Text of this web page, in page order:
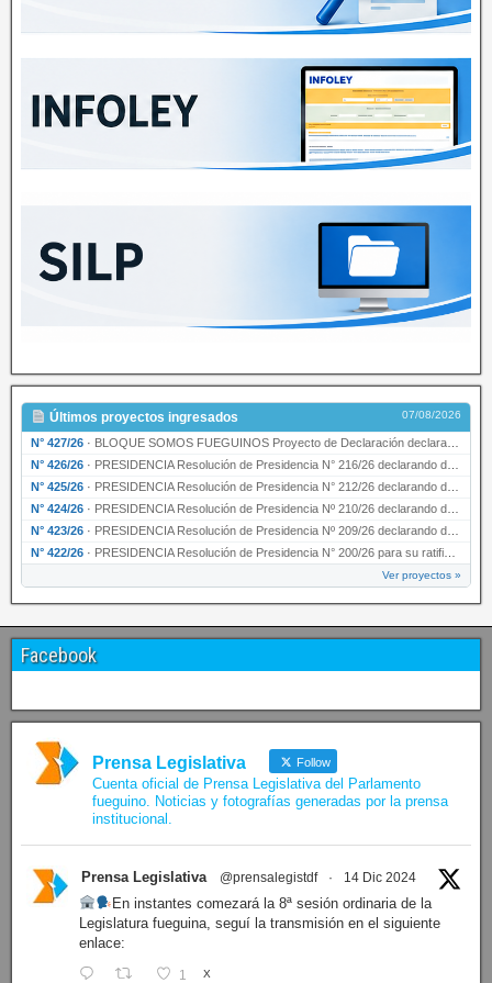
Últimos proyectos ingresados 07/08/2026
N° 427/26 · BLOQUE SOMOS FUEGUINOS Proyecto de Declaración declarando de interés provincial PRESIDENCI…
N° 426/26 · PRESIDENCIA Resolución de Presidencia N° 216/26 declarando de interés provincial la labor …
N° 425/26 · PRESIDENCIA Resolución de Presidencia N° 212/26 declarando de interés provincial el “50° A…
N° 424/26 · PRESIDENCIA Resolución de Presidencia Nº 210/26 declarando de interés provincial el proyec…
N° 423/26 · PRESIDENCIA Resolución de Presidencia Nº 209/26 declarando de interés provincial la presen…
N° 422/26 · PRESIDENCIA Resolución de Presidencia N° 200/26 para su ratificación.
Ver proyectos »
Facebook
Prensa Legislativa Follow
Cuenta oficial de Prensa Legislativa del Parlamento
fueguino. Noticias y fotografías generadas por la prensa
institucional.
Prensa Legislativa @prensalegistdf · 14 Dic 2024
En instantes comezará la 8ª sesión ordinaria de la
Legislatura fueguina, seguí la transmisión en el siguiente
enlace:
1 X